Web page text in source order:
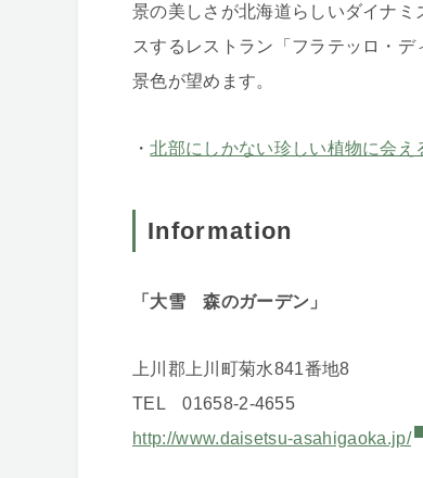
景の美しさが北海道らしいダイナ
スするレストラン「フラテッロ・
景色が望めます。
・北部にしかない珍しい植物に会
Information
「大雪 森のガーデン」
上川郡上川町菊水841番地8
TEL 01658-2-4655
http://www.daisetsu-asahigaoka.jp/